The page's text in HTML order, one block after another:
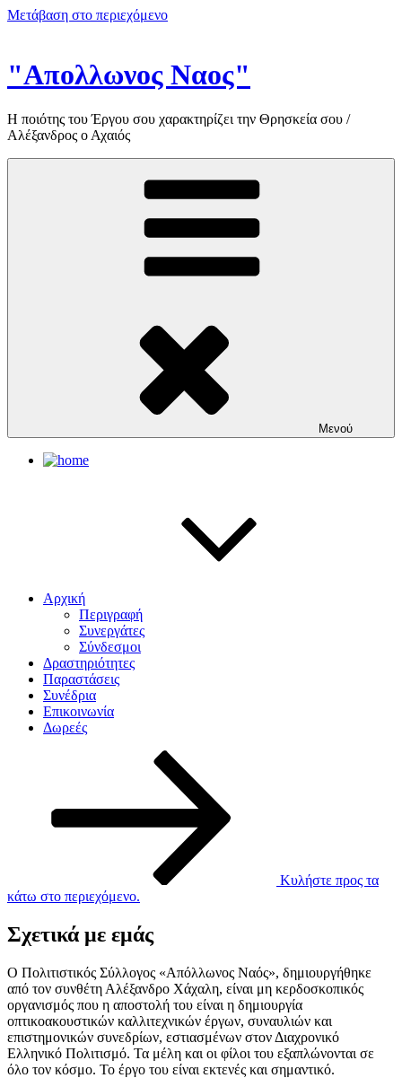
Μετάβαση στο περιεχόμενο
"Απολλωνος Ναος"
Η ποιότης του Έργου σου χαρακτηρίζει την Θρησκεία σου /
Αλέξανδρος ο Αχαιός
Μενού
Αρχική
Περιγραφή
Συνεργάτες
Σύνδεσμοι
Δραστηριότητες
Παραστάσεις
Συνέδρια
Επικοινωνία
Δωρεές
Κυλήστε προς τα
κάτω στο περιεχόμενο.
Σχετικά με εμάς
Ο Πολιτιστικός Σύλλογος «Απόλλωνος Ναός», δημιουργήθηκε
από τον συνθέτη Αλέξανδρο Χάχαλη, είναι μη κερδοσκοπικός
οργανισμός που η αποστολή του είναι η δημιουργία
οπτικοακουστικών καλλιτεχνικών έργων, συναυλιών και
επιστημονικών συνεδρίων, εστιασμένων στον Διαχρονικό
Ελληνικό Πολιτισμό. Τα μέλη και οι φίλοι του εξαπλώνονται σε
όλο τον κόσμο. Το έργο του είναι εκτενές και σημαντικό.